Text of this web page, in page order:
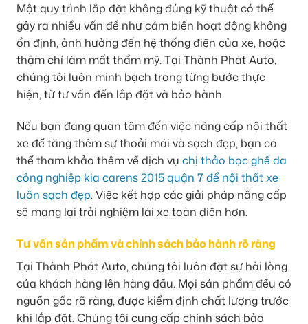
Một quy trình lắp đặt không đúng kỹ thuật có thể
gây ra nhiều vấn đề như cảm biến hoạt động không
ổn định, ảnh hưởng đến hệ thống điện của xe, hoặc
thậm chí làm mất thẩm mỹ. Tại Thành Phát Auto,
chúng tôi luôn minh bạch trong từng bước thực
hiện, từ tư vấn đến lắp đặt và bảo hành.
Nếu bạn đang quan tâm đến việc nâng cấp nội thất
xe để tăng thêm sự thoải mái và sạch đẹp, bạn có
thể tham khảo thêm về dịch vụ chị thảo bọc ghế da
công nghiệp kia carens 2015 quận 7 để nội thất xe
luôn sạch đẹp. Việc kết hợp các giải pháp nâng cấp
sẽ mang lại trải nghiệm lái xe toàn diện hơn.
Tư vấn sản phẩm và chính sách bảo hành rõ ràng
Tại Thành Phát Auto, chúng tôi luôn đặt sự hài lòng
của khách hàng lên hàng đầu. Mọi sản phẩm đều có
nguồn gốc rõ ràng, được kiểm định chất lượng trước
khi lắp đặt. Chúng tôi cung cấp chính sách bảo